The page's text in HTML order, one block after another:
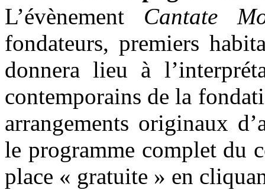
L’évènement Cantate
fondateurs, premiers
donnera lieu à
contemporains de la
arrangements originaux
le programme complet du
place « gratuite » en